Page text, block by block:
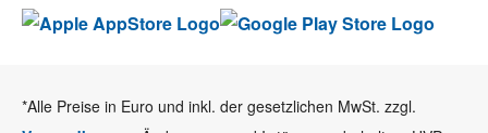
*Alle Preise in Euro und inkl. der gesetzlichen MwSt. zzgl.